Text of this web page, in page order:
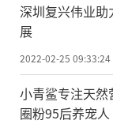
深圳复兴伟业
展
2022-02-25 09:33:24
小青鲨专注天
圈粉95后养宠人